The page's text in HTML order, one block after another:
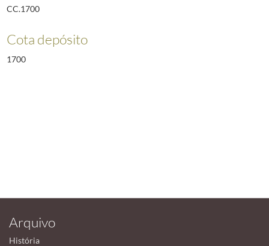
CC.1700
Cota depósito
1700
Arquivo
História